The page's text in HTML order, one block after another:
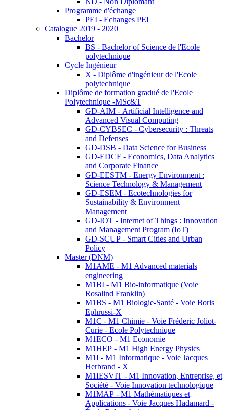
Programme d'échange
PEI - Echanges PEI
Catalogue 2019 - 2020
Bachelor
BS - Bachelor of Science de l'Ecole
polytechnique
Cycle Ingénieur
X - Diplôme d'ingénieur de l'Ecole
polytechnique
Diplôme de formation gradué de l'Ecole
Polytechnique -MSc&T
GD-AIM - Artificial Intelligence and
Advanced Visual Computing
GD-CYBSEC - Cybersecurity : Threats
and Defenses
GD-DSB - Data Science for Business
GD-EDCF - Economics, Data Analytics
and Corporate Finance
GD-EESTM - Energy Environment :
Science Technology & Management
GD-ESEM - Ecotechnologies for
Sustainability & Environment
Management
GD-IOT - Internet of Things : Innovation
and Management Program (IoT)
GD-SCUP - Smart Cities and Urban
Policy
Master (DNM)
M1AME - M1 Advanced materials
engineering
M1BI - M1 Bio-informatique (Voie
Rosalind Franklin)
M1BS - M1 Biologie-Santé - Voie Boris
Ephrussi-X
M1C - M1 Chimie - Voie Fréderic Joliot-
Curie - Ecole Polytechnique
M1ECO - M1 Economie
M1HEP - M1 High Energy Physics
M1I - M1 Informatique - Voie Jacques
Herbrand - X
M1IESVIT - M1 Innovation, Entreprise, et
Société - Voie Innovation technologique
M1MAP - M1 Mathématiques et
Applications - Voie Jacques Hadamard -